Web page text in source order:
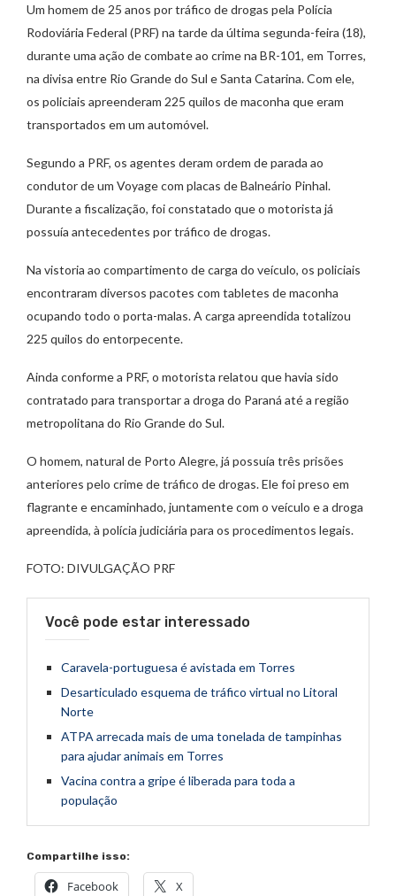
Um homem de 25 anos por tráfico de drogas pela Polícia
Rodoviária Federal (PRF) na tarde da última segunda-feira (18),
durante uma ação de combate ao crime na BR-101, em Torres,
na divisa entre Rio Grande do Sul e Santa Catarina. Com ele,
os policiais apreenderam 225 quilos de maconha que eram
transportados em um automóvel.
Segundo a PRF, os agentes deram ordem de parada ao
condutor de um Voyage com placas de Balneário Pinhal.
Durante a fiscalização, foi constatado que o motorista já
possuía antecedentes por tráfico de drogas.
Na vistoria ao compartimento de carga do veículo, os policiais
encontraram diversos pacotes com tabletes de maconha
ocupando todo o porta-malas. A carga apreendida totalizou
225 quilos do entorpecente.
Ainda conforme a PRF, o motorista relatou que havia sido
contratado para transportar a droga do Paraná até a região
metropolitana do Rio Grande do Sul.
O homem, natural de Porto Alegre, já possuía três prisões
anteriores pelo crime de tráfico de drogas. Ele foi preso em
flagrante e encaminhado, juntamente com o veículo e a droga
apreendida, à polícia judiciária para os procedimentos legais.
FOTO: DIVULGAÇÃO PRF
Você pode estar interessado
Caravela-portuguesa é avistada em Torres
Desarticulado esquema de tráfico virtual no Litoral
Norte
ATPA arrecada mais de uma tonelada de tampinhas
para ajudar animais em Torres
Vacina contra a gripe é liberada para toda a
população
Compartilhe isso:
Facebook X